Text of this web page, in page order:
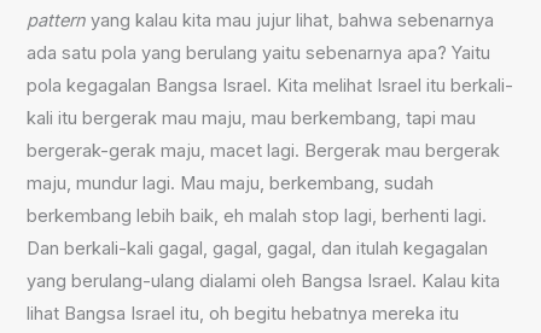
pattern yang kalau kita mau jujur lihat, bahwa sebenarnya
ada satu pola yang berulang yaitu sebenarnya apa? Yaitu
pola kegagalan Bangsa Israel. Kita melihat Israel itu berkali-
kali itu bergerak mau maju, mau berkembang, tapi mau
bergerak-gerak maju, macet lagi. Bergerak mau bergerak
maju, mundur lagi. Mau maju, berkembang, sudah
berkembang lebih baik, eh malah stop lagi, berhenti lagi.
Dan berkali-kali gagal, gagal, gagal, dan itulah kegagalan
yang berulang-ulang dialami oleh Bangsa Israel. Kalau kita
lihat Bangsa Israel itu, oh begitu hebatnya mereka itu